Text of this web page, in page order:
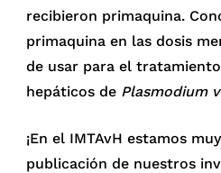
recibieron primaquina.
primaquina en las dosis
de usar para el
hepáticos de Plasmodium
¡En el IMTAvH estamos
publicación de nuestros